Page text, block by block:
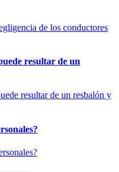
resultar de un